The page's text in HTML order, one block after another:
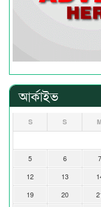
আর্কাইভ
S S
5
6 7
12
13
19
20